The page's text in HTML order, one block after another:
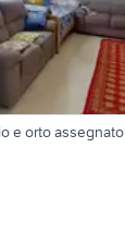
e orto assegnato